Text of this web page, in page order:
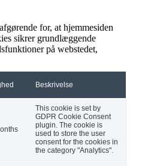
for, at hjemmesiden
sikrer grundlæggende
på webstedet,
Beskrivelse
This cookie is set by
GDPR Cookie Consent
plugin. The cookie is
used to store the user
consent for the cookies in
the category "Analytics".